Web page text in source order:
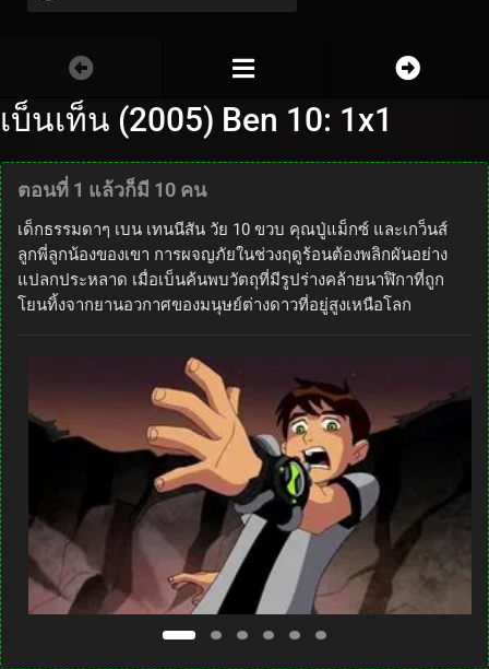
เบ็นเท็น (2005) Ben 10: 1x1
ตอนที่ 1 แล้วก็มี 10 คน
เด็กธรรมดาๆ เบน เทนนีสัน วัย 10 ขวบ คุณปู่แม็กซ์ และเกว็นส์
ลูกพี่ลูกน้องของเขา การผจญภัยในช่วงฤดูร้อนต้องพลิกผันอย่าง
แปลกประหลาด เมื่อเบ็นค้นพบวัตถุที่มีรูปร่างคล้ายนาฬิกาที่ถูก
โยนทิ้งจากยานอวกาศของมนุษย์ต่างดาวที่อยู่สูงเหนือโลก